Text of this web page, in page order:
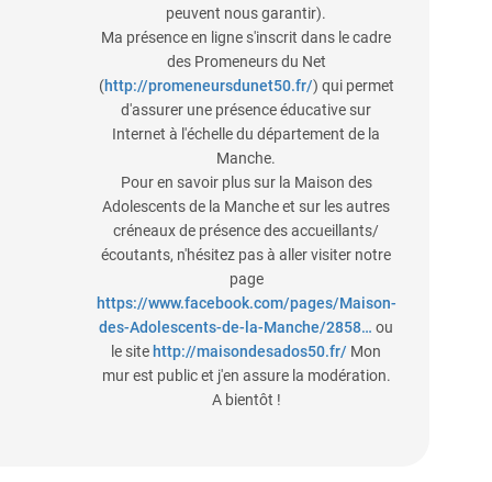
peuvent nous garantir).
Ma présence en ligne s'inscrit dans le cadre
des Promeneurs du Net
(http://promeneursdunet50.fr/) qui permet
d'assurer une présence éducative sur
Internet à l'échelle du département de la
Manche.
Pour en savoir plus sur la Maison des
Adolescents de la Manche et sur les autres
créneaux de présence des accueillants/
écoutants, n'hésitez pas à aller visiter notre
page
https://www.facebook.com/pages/Maison-
des-Adolescents-de-la-Manche/2858… ou
le site http://maisondesados50.fr/ Mon
mur est public et j'en assure la modération.
A bientôt !